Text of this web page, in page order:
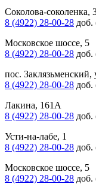
Соколова-соколенка,
8 (4922) 28-00-28 доб.
Московское шоссе, 5
8 (4922) 28-00-28 доб.
пос. Заклязьменский,
8 (4922) 28-00-28 доб.
Лакина, 161А
8 (4922) 28-00-28 доб.
Усти-на-лабе, 1
8 (4922) 28-00-28 доб.
Московское шоссе, 5
8 (4922) 28-00-28 доб.